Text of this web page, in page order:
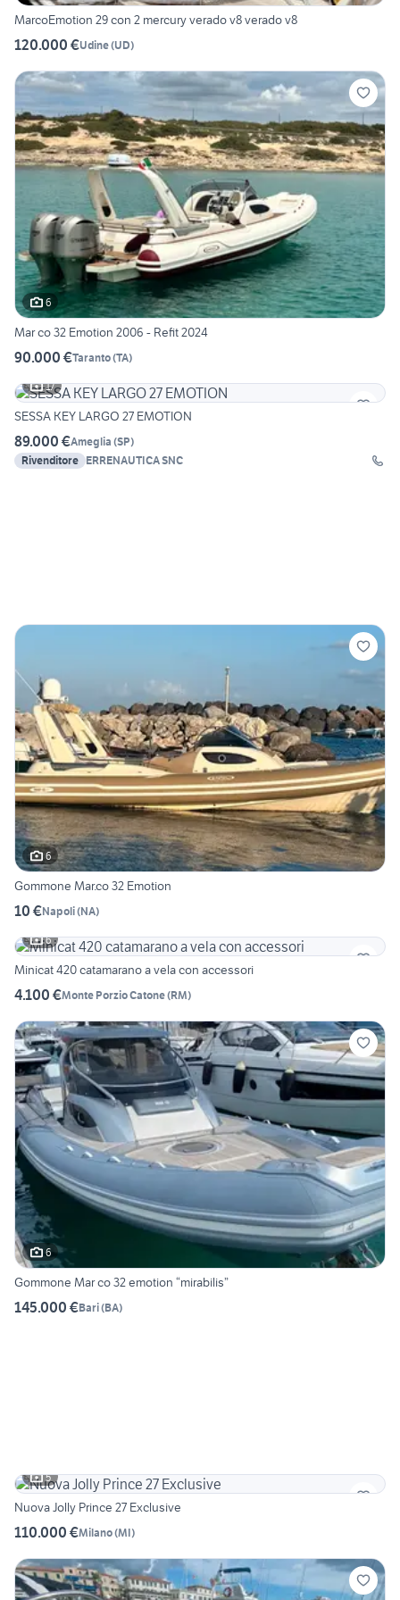
MarcoEmotion 29 con 2 mercury verado v8 verado v8
120.000 €Udine(UD)
6
Mar co 32 Emotion 2006 - Refit 2024
90.000 €Taranto(TA)
17
SESSA KEY LARGO 27 EMOTION
89.000 €Ameglia (SP)
Rivenditore ERRENAUTICA SNC
6
Gommone Mar.co 32 Emotion
10 €Napoli(NA)
6
Minicat 420 catamarano a vela con accessori
4.100 €Monte Porzio Catone(RM)
6
Gommone Mar co 32 emotion “mirabilis”
145.000 €Bari(BA)
5
Nuova Jolly Prince 27 Exclusive
110.000 €Milano(MI)